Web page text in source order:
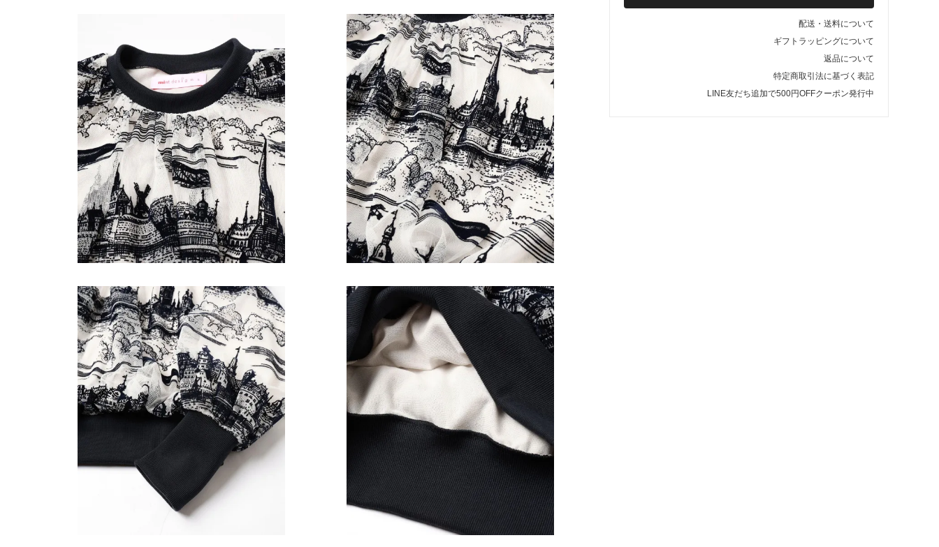
配送・送料について
ギフトラッピングについて
返品について
特定商取引法に基づく表記
LINE友だち追加で500円OFFクーポン発行中